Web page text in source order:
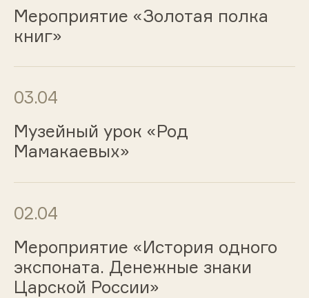
Мероприятие «Золотая полка
книг»
03.04
Музейный урок «Род
Мамакаевых»
02.04
Мероприятие «История одного
экспоната. Денежные знаки
Царской России»